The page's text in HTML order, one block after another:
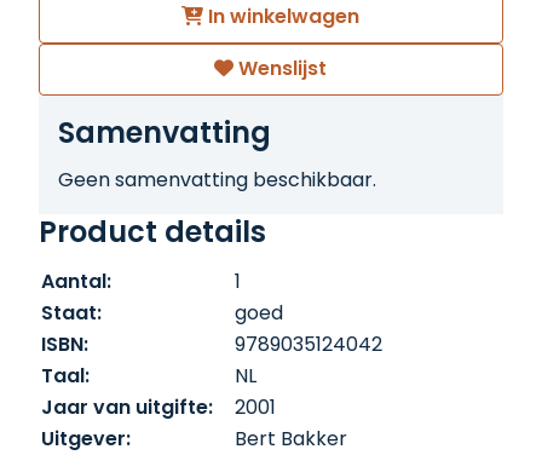
In winkelwagen
Wenslijst
Samenvatting
Geen samenvatting beschikbaar.
Product details
Aantal:
1
Staat:
goed
ISBN:
9789035124042
Taal:
NL
Jaar van uitgifte:
2001
Uitgever:
Bert Bakker